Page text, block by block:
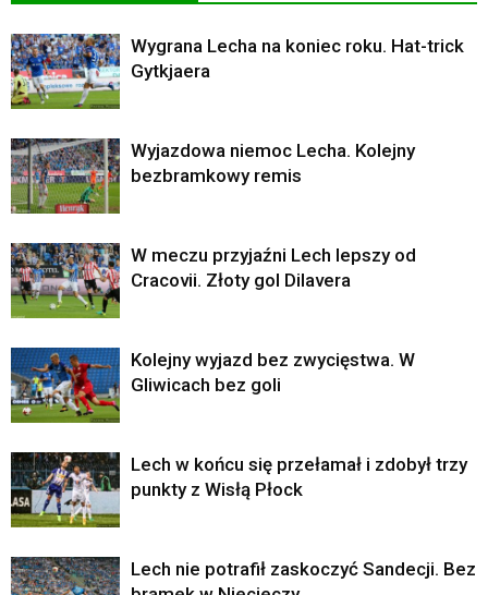
Wygrana Lecha na koniec roku. Hat-trick
Gytkjaera
Wyjazdowa niemoc Lecha. Kolejny
bezbramkowy remis
W meczu przyjaźni Lech lepszy od
Cracovii. Złoty gol Dilavera
Kolejny wyjazd bez zwycięstwa. W
Gliwicach bez goli
Lech w końcu się przełamał i zdobył trzy
punkty z Wisłą Płock
Lech nie potrafił zaskoczyć Sandecji. Bez